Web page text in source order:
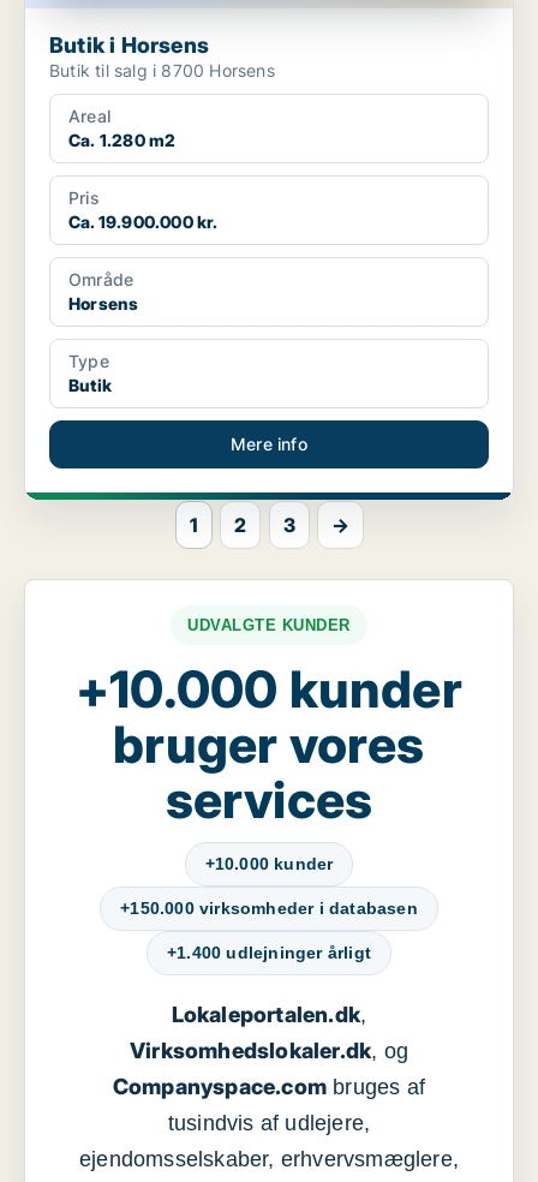
Butik i Horsens
Butik til salg i 8700 Horsens
Areal
Ca. 1.280 m2
Pris
Ca. 19.900.000 kr.
Område
Horsens
Type
Butik
Mere info
1 2 3 →
UDVALGTE KUNDER
+10.000 kunder
bruger vores
services
+10.000 kunder
+150.000 virksomheder i databasen
+1.400 udlejninger årligt
Lokaleportalen.dk,
Virksomhedslokaler.dk, og
Companyspace.com bruges af
tusindvis af udlejere,
ejendomsselskaber, erhvervsmæglere,